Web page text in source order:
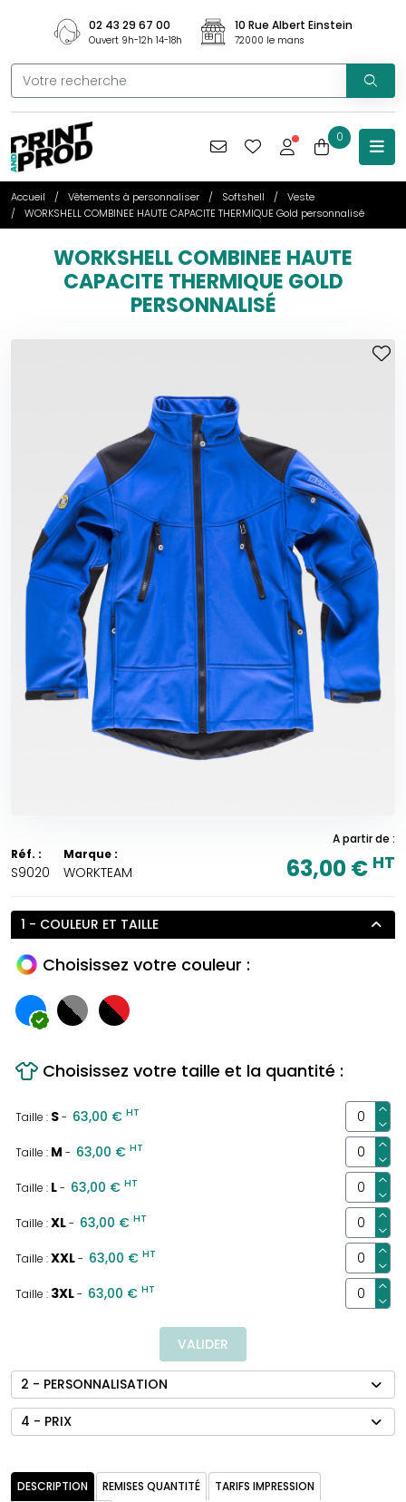
02 43 29 67 00
Ouvert 9h-12h 14-18h
10 Rue Albert Einstein
72000 le mans
0
Accueil Vêtements à personnaliser Softshell
Veste
WORKSHELL COMBINEE HAUTE CAPACITE THERMIQUE Gold personnalisé
WORKSHELL COMBINEE HAUTE
CAPACITE THERMIQUE GOLD
PERSONNALISÉ
Réf. :
S9020
Marque :
WORKTEAM
A partir de :
63,00 € HT
1 - COULEUR ET TAILLE
Choisissez votre couleur :
Choisissez votre taille et la quantité :
Taille : S- 63,00 € HT
Taille : M - 63,00 € HT
Taille : L- 63,00 € HT
Taille :XL- 63,00 € HT
Taille :XXL- 63,00 € HT
Taille : 3XL- 63,00 € HT
VALIDER
2 - PERSONNALISATION
4 - PRIX
DESCRIPTION REMISES QUANTITÉ
TARIFS IMPRESSION